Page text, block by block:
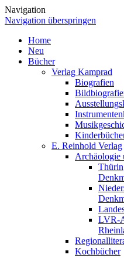
Navigation
Navigation überspringen
Home
Neu
Bücher
Verlag Kamprad
Biografien
E. Reinhold Verlag
Archäologie
LVR-
Kochbücher